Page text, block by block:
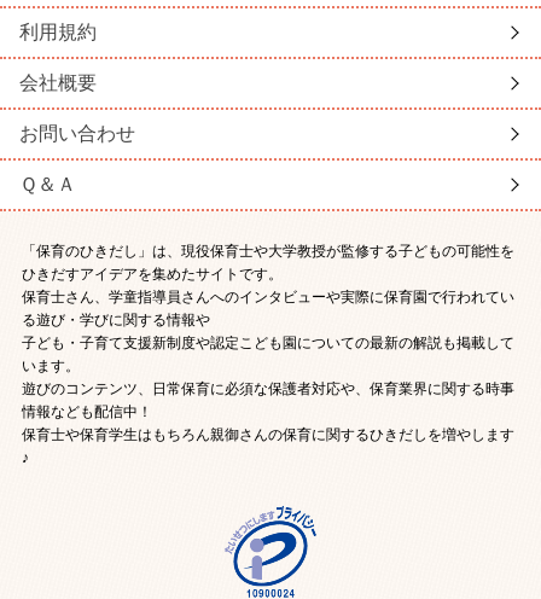
利用規約
会社概要
お問い合わせ
Ｑ＆Ａ
「保育のひきだし」は、現役保育士や大学教授が監修する子どもの可能性を
ひきだすアイデアを集めたサイトです。
保育士さん、学童指導員さんへのインタビューや実際に保育園で行われてい
る遊び・学びに関する情報や
子ども・子育て支援新制度や認定こども園についての最新の解説も掲載して
います。
遊びのコンテンツ、日常保育に必須な保護者対応や、保育業界に関する時事
情報なども配信中！
保育士や保育学生はもちろん親御さんの保育に関するひきだしを増やします
♪